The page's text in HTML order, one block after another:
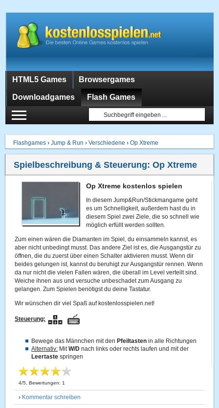
HTML5 Games Browsergames
Downloadgames Flash Games
Flashgames ›Jump & Run ›Verschiedene ›Op Xtreme
Spielbeschreibung & Steuerung:Op Xtreme
Op Xtreme kostenlos spielen
In diesem Jump&Run/Stickmangame geht
es um Schnelligkeit, außerdem hast du in
diesem Spiel zwei Ziele, die so schnell wie
möglich erfüllt werden sollten.
Zum einen wären die Diamanten im Spiel, du einsammeln kannst, es
aber nicht unbedingt musst. Das andere Ziel ist es, die Ausgangstür zu
öffnen, die du zuerst über einen Schalter aktivieren musst. Wenn dir
beides gelungen ist, kannst du beruhigt zur Ausgangstür rennen. Wenn
da nur nicht die vielen Fallen wären, die überall im Level verteilt sind.
Weiche ihnen aus und versuche unbeschadet zum Ausgang zu
gelangen. Zum Spielen benötigst du deine Tastatur.
Wir wünschen dir viel Spaß auf kostenlosspielen.net!
Steuerung:
Bewege das Männchen mit den Pfeiltasten in alle Richtungen
Alternativ: MitW/D nach links oder rechts laufen und mit der
Leertaste springen
4/5 , Bewertungen: 1
› Kommentar schreiben